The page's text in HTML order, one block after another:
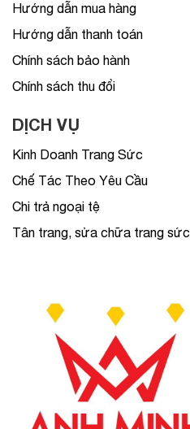
Hướng dẫn mua hàng
Hướng dẫn thanh toán
Chính sách bảo hành
Chính sách thu đổi
DỊCH VỤ
Kinh Doanh Trang Sức
Chế Tác Theo Yêu Cầu
Chi trả ngoại tệ
Tân trang, sửa chữa trang sức